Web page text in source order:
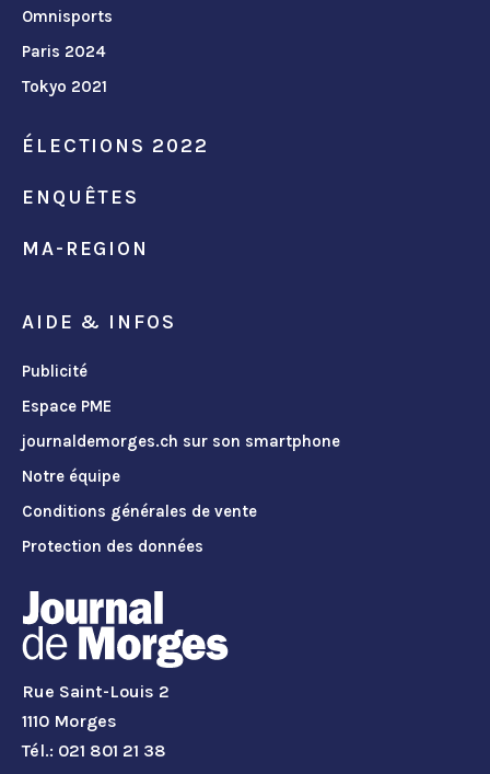
Omnisports
Paris 2024
Tokyo 2021
ÉLECTIONS 2022
ENQUÊTES
MA-REGION
AIDE & INFOS
Publicité
Espace PME
journaldemorges.ch sur son smartphone
Notre équipe
Conditions générales de vente
Protection des données
Rue Saint-Louis 2
1110 Morges
Tél.: 021 801 21 38